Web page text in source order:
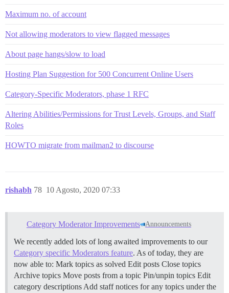
Maximum no. of account
Not allowing moderators to view flagged messages
About page hangs/slow to load
Hosting Plan Suggestion for 500 Concurrent Online Users
Category-Specific Moderators, phase 1 RFC
Altering Abilities/Permissions for Trust Levels, Groups, and Staff
Roles
HOWTO migrate from mailman2 to discourse
rishabh 10 Agosto, 2020 07:33
78
Category Moderator Improvements Announcements
We recently added lots of long awaited improvements to our
Category specific Moderators feature. As of today, they are
now able to: Mark topics as solved Edit posts Close topics
Archive topics Move posts from a topic Pin/unpin topics Edit
category descriptions Add staff notices for any topics under the